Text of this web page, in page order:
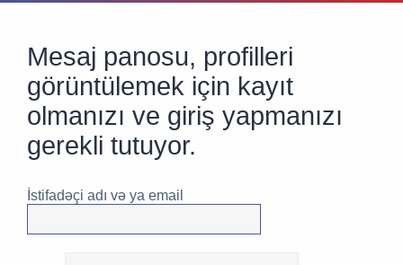
Mesaj panosu, profilleri
görüntülemek için kayıt
olmanızı ve giriş yapmanızı
gerekli tutuyor.
İstifadəçi adı və ya email